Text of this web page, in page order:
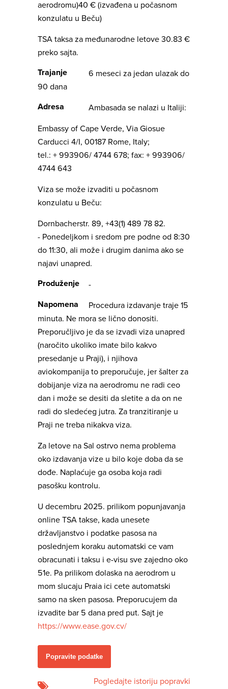
aerodromu)40 € (izvađena u počasnom
konzulatu u Beču)
TSA taksa za međunarodne letove 30.83 €
preko sajta.
Trajanje
6 meseci za jedan ulazak do
90 dana
Adresa
Ambasada se nalazi u Italiji:
Embassy of Cape Verde, Via Giosue
Carducci 4/I, 00187 Rome, Italy;
tel.: + 993906/ 4744 678; fax: + 993906/
4744 643
Viza se može izvaditi u počasnom
konzulatu u Beču:
Dornbacherstr. 89, +43(1) 489 78 82.
- Ponedeljkom i sredom pre podne od 8:30
do 11:30, ali može i drugim danima ako se
najavi unapred.
Produženje
-
Napomena
Procedura izdavanje traje 15
minuta. Ne mora se lično donositi.
Preporučljivo je da se izvadi viza unapred
(naročito ukoliko imate bilo kakvo
presedanje u Praji), i njihova
aviokompanija to preporučuje, jer šalter za
dobijanje viza na aerodromu ne radi ceo
dan i može se desiti da sletite a da on ne
radi do sledećeg jutra. Za tranzitiranje u
Praji ne treba nikakva viza.
Za letove na Sal ostrvo nema problema
oko izdavanja vize u bilo koje doba da se
dođe. Naplaćuje ga osoba koja radi
pasošku kontrolu.
U decembru 2025. prilikom popunjavanja
online TSA takse, kada unesete
državljanstvo i podatke pasosa na
poslednjem koraku automatski ce vam
obracunati i taksu i e-visu sve zajedno oko
51e. Pa prilikom dolaska na aerodrom u
mom slucaju Praia ici cete automatski
samo na sken pasosa. Preporucujem da
izvadite bar 5 dana pred put. Sajt je
https://www.ease.gov.cv/
Popravite podatke
Pogledajte istoriju popravki